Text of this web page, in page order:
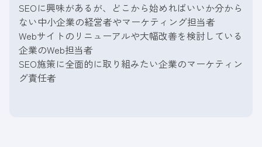
SEOに興味があるが、どこから始めればいいか分から
ない中小企業の経営者やマーケティング担当者
Webサイトのリニューアルや大幅改善を検討している
企業のWeb担当者
SEO施策に全面的に取り組みたい企業のマーケティン
グ責任者